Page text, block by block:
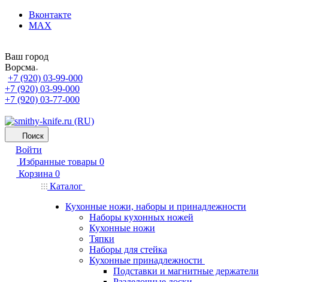
Вконтакте
MAX
Ваш город
Ворсма
+7 (920) 03-99-000
+7 (920) 03-99-000
+7 (920) 03-77-000
Поиск
Войти
Избранные товары 0
Корзина 0
Каталог
Кухонные ножи, наборы и принадлежности
Наборы кухонных ножей
Кухонные ножи
Тяпки
Наборы для стейка
Кухонные принадлежности
Подставки и магнитные держатели